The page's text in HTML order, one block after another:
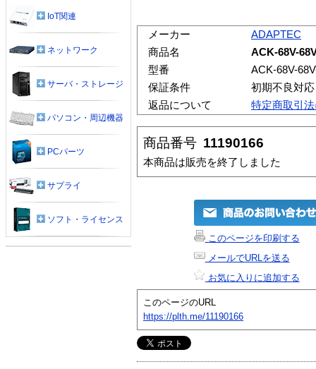
メーカー
ADAPTEC
商品名
ACK-68V-
型番
ACK-68V-
保証条件
初期不良対
返品について
特定商取引
商品番号 11190166
本商品は販売を終了しました
このページを印刷する
メールでURLを送る
お気に入りに追加する
このページのURL
https://plth.me/11190166
IoT関連
ネットワーク
サーバ・ストレージ
パソコン・周辺機器
PCパーツ
サプライ
ソフト・ライセンス